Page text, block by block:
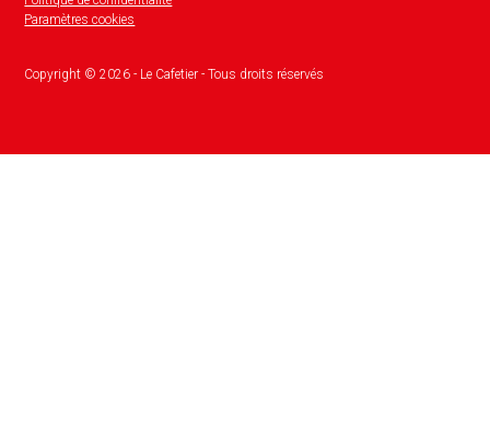
Copyright ©2026 - Le Cafetier - Tous droits réservés
Paramètres cookies